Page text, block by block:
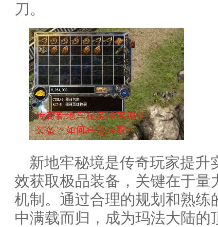
刀。
新地牢秘境是传奇玩家提升
效获取极品装备，关键在于量
机制。通过合理的规划和熟练
中满载而归，成为玛法大陆的